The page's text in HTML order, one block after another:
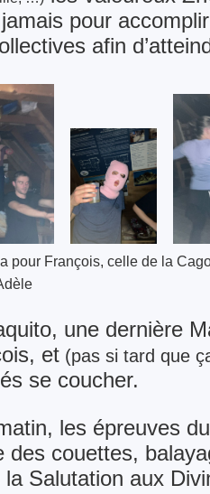
pour
afin
pour François, celle de la
une dernière
et (pas si tard que
se coucher.
les épreuves du
des couettes,
Salutation aux